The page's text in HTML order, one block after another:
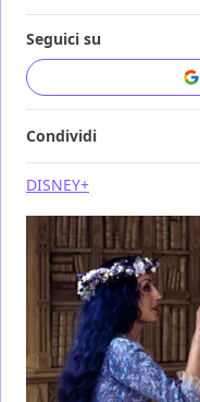
Seguici su
Condividi
DISNEY+